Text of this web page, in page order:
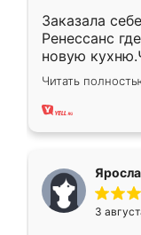
Заказала
Ренессанс
новую
вполне
два года,
Читать
3